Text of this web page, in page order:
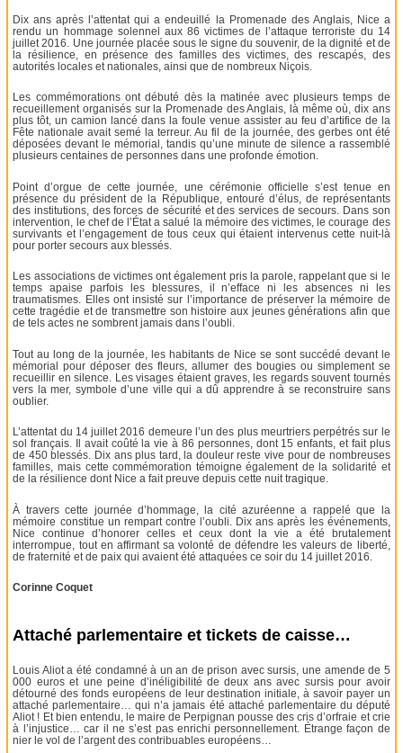
Dix ans après l’attentat qui a endeuillé la Promenade des Anglais, Nice a
rendu un hommage solennel aux 86 victimes de l’attaque terroriste du 14
juillet 2016. Une journée placée sous le signe du souvenir, de la dignité et de
la résilience, en présence des familles des victimes, des rescapés, des
autorités locales et nationales, ainsi que de nombreux Niçois.
Les commémorations ont débuté dès la matinée avec plusieurs temps de
recueillement organisés sur la Promenade des Anglais, là même où, dix ans
plus tôt, un camion lancé dans la foule venue assister au feu d’artifice de la
Fête nationale avait semé la terreur. Au fil de la journée, des gerbes ont été
déposées devant le mémorial, tandis qu’une minute de silence a rassemblé
plusieurs centaines de personnes dans une profonde émotion.
Point d’orgue de cette journée, une cérémonie officielle s’est tenue en
présence du président de la République, entouré d’élus, de représentants
des institutions, des forces de sécurité et des services de secours. Dans son
intervention, le chef de l’État a salué la mémoire des victimes, le courage des
survivants et l’engagement de tous ceux qui étaient intervenus cette nuit-là
pour porter secours aux blessés.
Les associations de victimes ont également pris la parole, rappelant que si le
temps apaise parfois les blessures, il n’efface ni les absences ni les
traumatismes. Elles ont insisté sur l’importance de préserver la mémoire de
cette tragédie et de transmettre son histoire aux jeunes générations afin que
de tels actes ne sombrent jamais dans l’oubli.
Tout au long de la journée, les habitants de Nice se sont succédé devant le
mémorial pour déposer des fleurs, allumer des bougies ou simplement se
recueillir en silence. Les visages étaient graves, les regards souvent tournés
vers la mer, symbole d’une ville qui a dû apprendre à se reconstruire sans
oublier.
L’attentat du 14 juillet 2016 demeure l’un des plus meurtriers perpétrés sur le
sol français. Il avait coûté la vie à 86 personnes, dont 15 enfants, et fait plus
de 450 blessés. Dix ans plus tard, la douleur reste vive pour de nombreuses
familles, mais cette commémoration témoigne également de la solidarité et
de la résilience dont Nice a fait preuve depuis cette nuit tragique.
À travers cette journée d’hommage, la cité azuréenne a rappelé que la
mémoire constitue un rempart contre l’oubli. Dix ans après les événements,
Nice continue d’honorer celles et ceux dont la vie a été brutalement
interrompue, tout en affirmant sa volonté de défendre les valeurs de liberté,
de fraternité et de paix qui avaient été attaquées ce soir du 14 juillet 2016.
Corinne Coquet
Attaché parlementaire et tickets de caisse…
Louis Aliot a été condamné à un an de prison avec sursis, une amende de 5
000 euros et une peine d’inéligibilité de deux ans avec sursis pour avoir
détourné des fonds européens de leur destination initiale, à savoir payer un
attaché parlementaire… qui n’a jamais été attaché parlementaire du député
Aliot ! Et bien entendu, le maire de Perpignan pousse des cris d’orfraie et crie
à l’injustice… car il ne s’est pas enrichi personnellement. Étrange façon de
nier le vol de l’argent des contribuables européens…